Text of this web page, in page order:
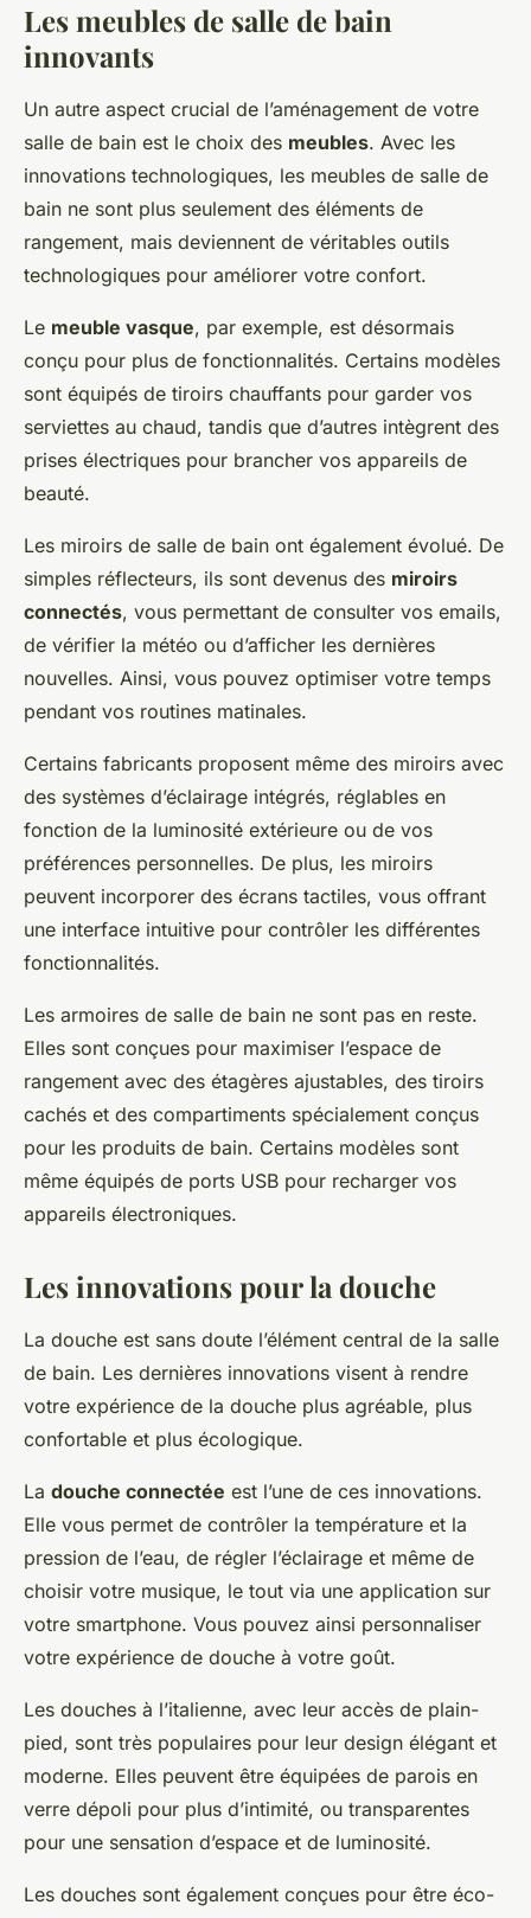
Les meubles de salle de bain
innovants
Un autre aspect crucial de l’aménagement de votre
salle de bain est le choix des meubles. Avec les
innovations technologiques, les meubles de salle de
bain ne sont plus seulement des éléments de
rangement, mais deviennent de véritables outils
technologiques pour améliorer votre confort.
Le meuble vasque, par exemple, est désormais
conçu pour plus de fonctionnalités. Certains modèles
sont équipés de tiroirs chauffants pour garder vos
serviettes au chaud, tandis que d’autres intègrent des
prises électriques pour brancher vos appareils de
beauté.
Les miroirs de salle de bain ont également évolué. De
simples réflecteurs, ils sont devenus des miroirs
connectés, vous permettant de consulter vos emails,
de vérifier la météo ou d’afficher les dernières
nouvelles. Ainsi, vous pouvez optimiser votre temps
pendant vos routines matinales.
Certains fabricants proposent même des miroirs avec
des systèmes d’éclairage intégrés, réglables en
fonction de la luminosité extérieure ou de vos
préférences personnelles. De plus, les miroirs
peuvent incorporer des écrans tactiles, vous offrant
une interface intuitive pour contrôler les différentes
fonctionnalités.
Les armoires de salle de bain ne sont pas en reste.
Elles sont conçues pour maximiser l’espace de
rangement avec des étagères ajustables, des tiroirs
cachés et des compartiments spécialement conçus
pour les produits de bain. Certains modèles sont
même équipés de ports USB pour recharger vos
appareils électroniques.
Les innovations pour la douche
La douche est sans doute l’élément central de la salle
de bain. Les dernières innovations visent à rendre
votre expérience de la douche plus agréable, plus
confortable et plus écologique.
La douche connectée est l’une de ces innovations.
Elle vous permet de contrôler la température et la
pression de l’eau, de régler l’éclairage et même de
choisir votre musique, le tout via une application sur
votre smartphone. Vous pouvez ainsi personnaliser
votre expérience de douche à votre goût.
Les douches à l’italienne, avec leur accès de plain-
pied, sont très populaires pour leur design élégant et
moderne. Elles peuvent être équipées de parois en
verre dépoli pour plus d’intimité, ou transparentes
pour une sensation d’espace et de luminosité.
Les douches sont également conçues pour être éco-